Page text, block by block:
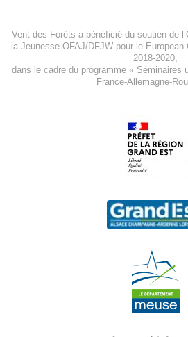
Vent des Forêts a bénéficié du soutien de
la Jeunesse OFAJ/DFJWpour leEuropean
2018-2020
dans le cadre du programme « Séminaires
France-Allemagne-